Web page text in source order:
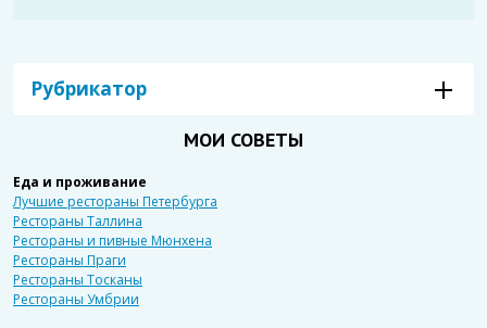
Рубрикатор
МОИ СОВЕТЫ
Еда и проживание
Лучшие рестораны Петербурга
Рестораны Таллина
Рестораны и пивные Мюнхена
Рестораны Праги
Рестораны Тосканы
Рестораны Умбрии